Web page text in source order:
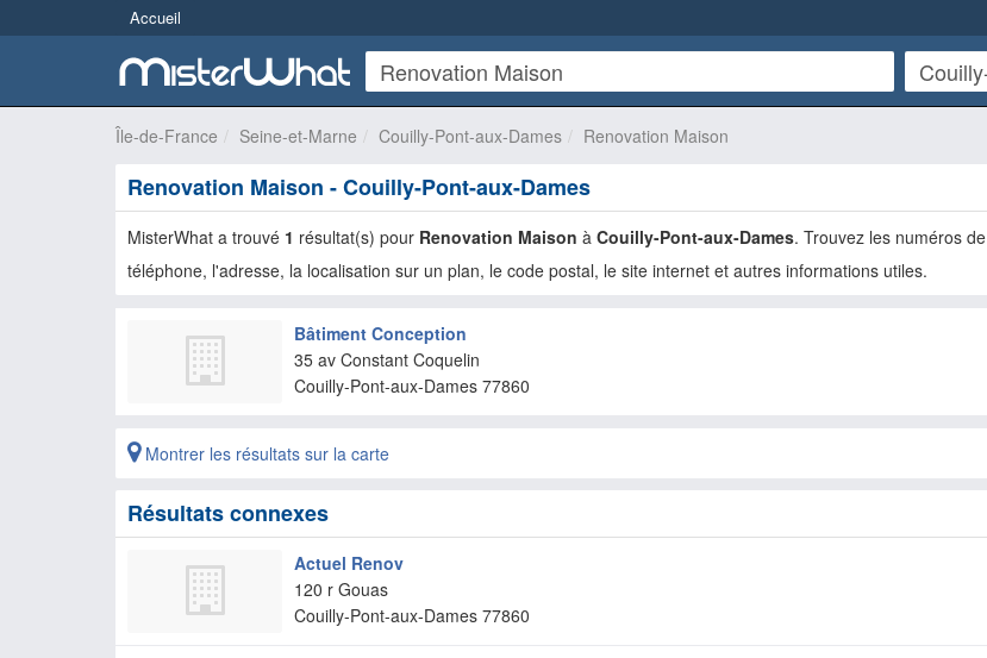
Accueil
Île-de-France Seine-et-Marne Couilly-Pont-aux-Dames Renovation Maison
Renovation Maison - Couilly-Pont-aux-Dames
MisterWhat a trouvé 1 résultat(s) pour Renovation Maison à Couilly-Pont-aux-Dames. Trouvez les numéros de
téléphone, l'adresse, la localisation sur un plan, le code postal, le site internet et autres informations utiles.
Bâtiment Conception
35 av Constant Coquelin
Couilly-Pont-aux-Dames 77860
Montrer les résultats sur la carte
Résultats connexes
Actuel Renov
120 r Gouas
Couilly-Pont-aux-Dames 77860